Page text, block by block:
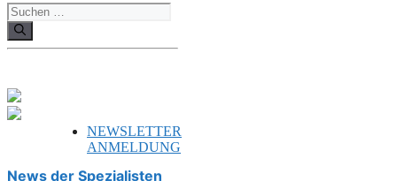
Suchen
nach:
NEWSLETTER
ANMELDUNG
News der Spezialisten